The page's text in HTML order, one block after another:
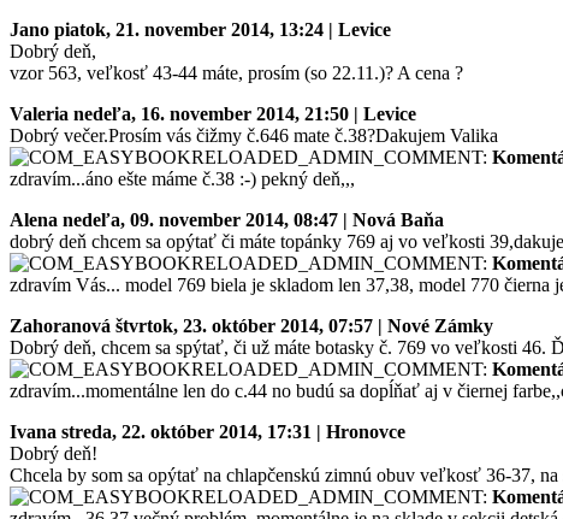
Jano piatok, 21. november 2014, 13:24 | Levice
Dobrý deň,
vzor 563, veľkosť 43-44 máte, prosím (so 22.11.)? A cena ?
Valeria nedeľa, 16. november 2014, 21:50 | Levice
Dobrý večer.Prosím vás čižmy č.646 mate č.38?Dakujem Valika
zdravím...áno ešte máme č.38 :-) pekný deň,,,
Alena nedeľa, 09. november 2014, 08:47 | Nová Baňa
dobrý deň chcem sa opýtať či máte topánky 769 aj vo veľkosti
zdravím Vás... model 769 biela je skladom len 37,38, model 770 čierna
Zahoranová štvrtok, 23. október 2014, 07:57 | Nové Zámky
Dobrý deň, chcem sa spýtať, či už máte botasky č. 769 vo veľkosti 46.
zdravím...momentálne len do c.44 no budú sa dopĺňať aj v čiernej
Ivana streda, 22. október 2014, 17:31 | Hronovce
Dobrý deň!
Chcela by som sa opýtať na chlapčenskú zimnú obuv veľkosť 36-37,